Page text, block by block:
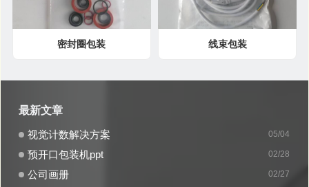
密封圈包装 线束包装
最新文章
05/04
视觉计数解决方案
02/28
预开口包装机ppt
02/27
公司画册